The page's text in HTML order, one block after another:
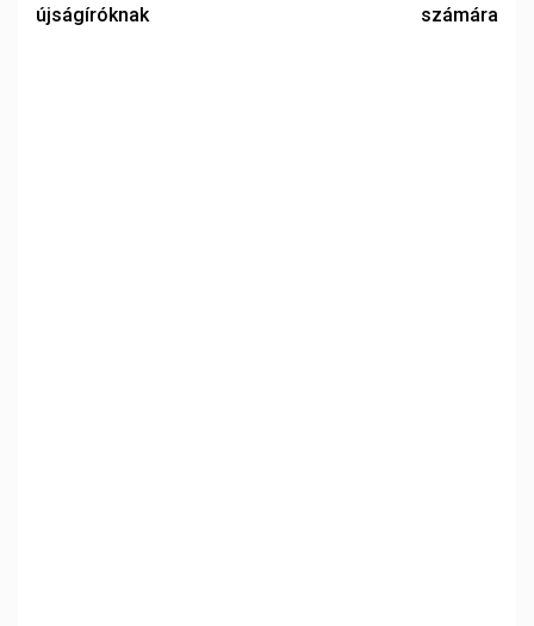
újságíróknak számára